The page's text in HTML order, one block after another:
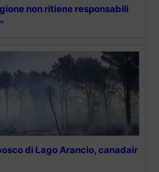
non ritiene responsabili
di Lago Arancio, canadair